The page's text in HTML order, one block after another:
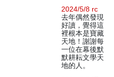
2024/5/8 rc
去年偶然發現
好讀，覺得這
裡根本是寶藏
天地！謝謝每
一位在幕後默
默耕耘文學天
地的人。